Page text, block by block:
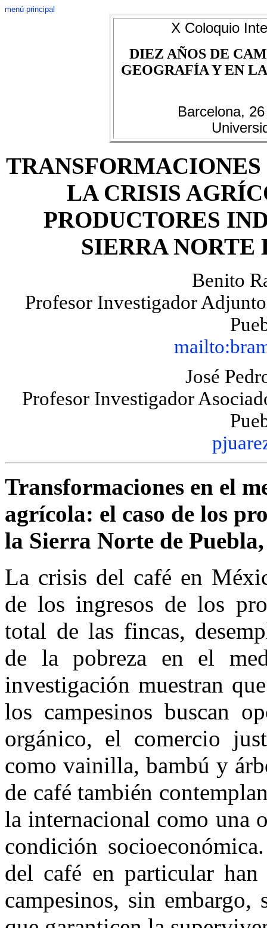
menú principal
X Coloquio
DIEZ AÑOS DE
GEOGRAFÍA Y EN
Barcelona,
LA CRISIS
PRODUCTORES
SIERRA NORTE
Benito
Profesor Investigador
José
Profesor Investigador
Transformaciones en el
agrícola: el caso de los
la Sierra Norte de
La crisis del café en
de los ingresos de los
total de las fincas,
de la pobreza en el
investigación muestran
los campesinos buscan
orgánico, el comercio
como vainilla, bambú y
de café también
la internacional como una
condición
del café en particular
campesinos, sin